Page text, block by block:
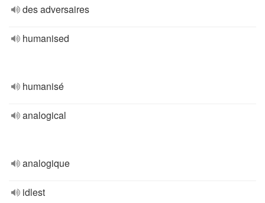
des adversaires
humanised
humanisé
analogical
analogique
idlest